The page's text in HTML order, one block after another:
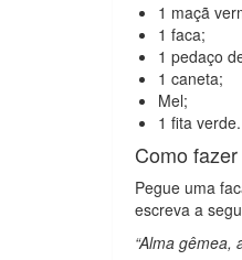
1 maçã
1 faca;
1 pedaço
1 caneta;
Mel;
1 fita verde.
Como fazer
Pegue uma
escreva a
“Alma